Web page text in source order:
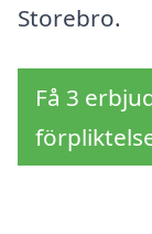
Storebro.
Få 3